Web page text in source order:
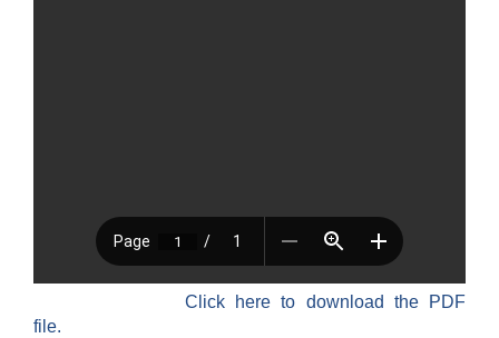
Click here to download the PDF
file.